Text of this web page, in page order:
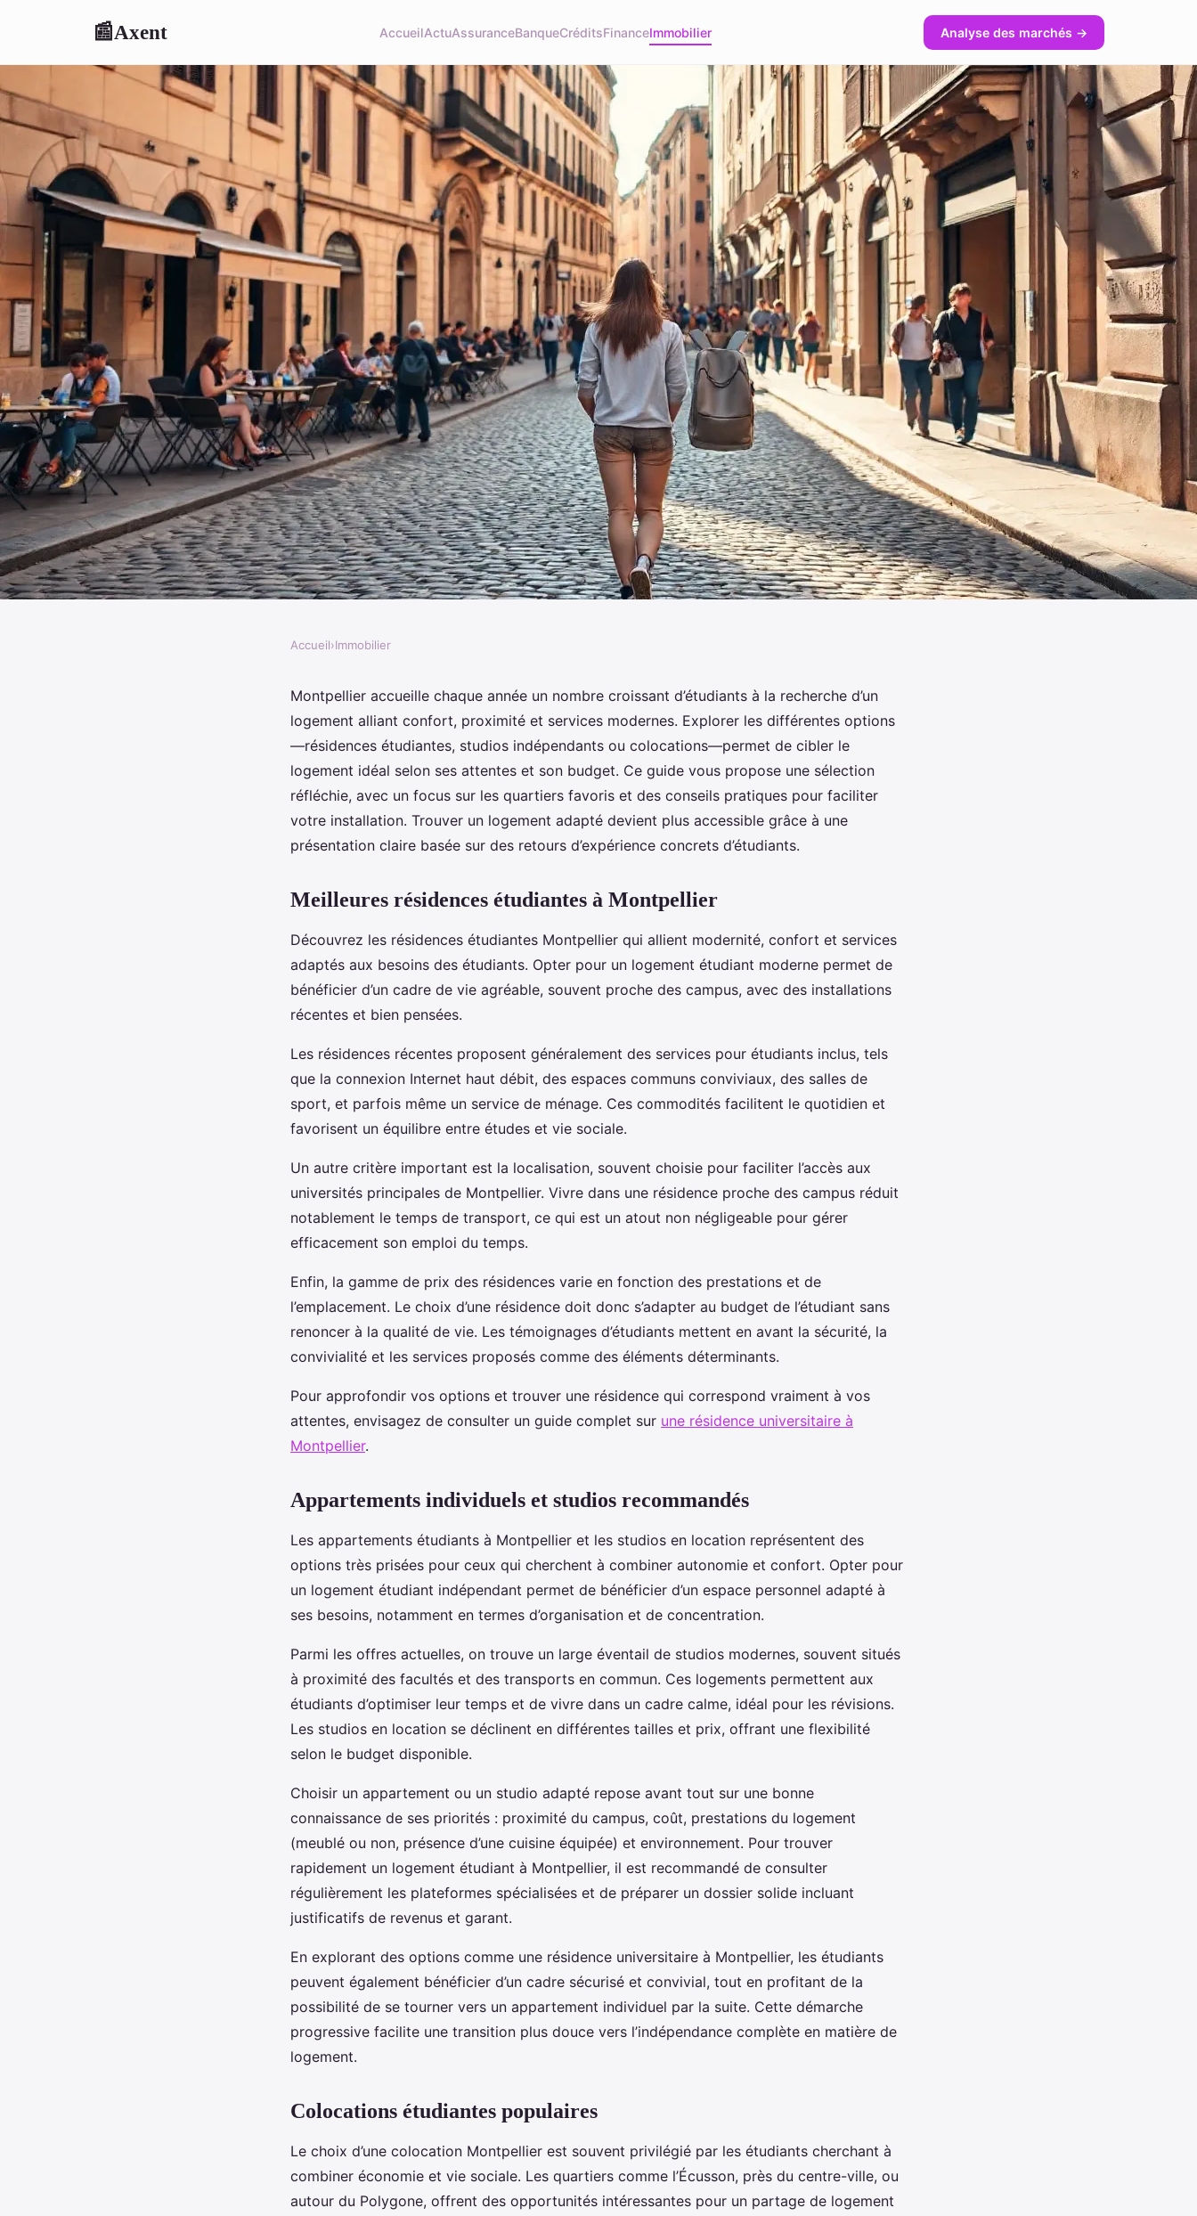
📰Axent AccueilActuAssuranceBanqueCréditsFinanceImmobilier Analyse des marchés →
Top choix de logements étudiants à
montpellier à explorer
Accueil›Immobilier
Montpellier accueille chaque année un nombre croissant d’étudiants à la recherche d’un
logement alliant confort, proximité et services modernes. Explorer les différentes options
—résidences étudiantes, studios indépendants ou colocations—permet de cibler le
logement idéal selon ses attentes et son budget. Ce guide vous propose une sélection
réfléchie, avec un focus sur les quartiers favoris et des conseils pratiques pour faciliter
votre installation. Trouver un logement adapté devient plus accessible grâce à une
présentation claire basée sur des retours d’expérience concrets d’étudiants.
Meilleures résidences étudiantes à Montpellier
Découvrez les résidences étudiantes Montpellier qui allient modernité, confort et services
adaptés aux besoins des étudiants. Opter pour un logement étudiant moderne permet de
bénéficier d’un cadre de vie agréable, souvent proche des campus, avec des installations
récentes et bien pensées.
Les résidences récentes proposent généralement des services pour étudiants inclus, tels
que la connexion Internet haut débit, des espaces communs conviviaux, des salles de
sport, et parfois même un service de ménage. Ces commodités facilitent le quotidien et
favorisent un équilibre entre études et vie sociale.
Un autre critère important est la localisation, souvent choisie pour faciliter l’accès aux
universités principales de Montpellier. Vivre dans une résidence proche des campus réduit
notablement le temps de transport, ce qui est un atout non négligeable pour gérer
efficacement son emploi du temps.
Enfin, la gamme de prix des résidences varie en fonction des prestations et de
l’emplacement. Le choix d’une résidence doit donc s’adapter au budget de l’étudiant sans
renoncer à la qualité de vie. Les témoignages d’étudiants mettent en avant la sécurité, la
convivialité et les services proposés comme des éléments déterminants.
Pour approfondir vos options et trouver une résidence qui correspond vraiment à vos
attentes, envisagez de consulter un guide complet sur une résidence universitaire à
Montpellier.
Appartements individuels et studios recommandés
Les appartements étudiants à Montpellier et les studios en location représentent des
options très prisées pour ceux qui cherchent à combiner autonomie et confort. Opter pour
un logement étudiant indépendant permet de bénéficier d’un espace personnel adapté à
ses besoins, notamment en termes d’organisation et de concentration.
Parmi les offres actuelles, on trouve un large éventail de studios modernes, souvent situés
à proximité des facultés et des transports en commun. Ces logements permettent aux
étudiants d’optimiser leur temps et de vivre dans un cadre calme, idéal pour les révisions.
Les studios en location se déclinent en différentes tailles et prix, offrant une flexibilité
selon le budget disponible.
Choisir un appartement ou un studio adapté repose avant tout sur une bonne
connaissance de ses priorités : proximité du campus, coût, prestations du logement
(meublé ou non, présence d’une cuisine équipée) et environnement. Pour trouver
rapidement un logement étudiant à Montpellier, il est recommandé de consulter
régulièrement les plateformes spécialisées et de préparer un dossier solide incluant
justificatifs de revenus et garant.
En explorant des options comme une résidence universitaire à Montpellier, les étudiants
peuvent également bénéficier d’un cadre sécurisé et convivial, tout en profitant de la
possibilité de se tourner vers un appartement individuel par la suite. Cette démarche
progressive facilite une transition plus douce vers l’indépendance complète en matière de
logement.
Colocations étudiantes populaires
Le choix d’une colocation Montpellier est souvent privilégié par les étudiants cherchant à
combiner économie et vie sociale. Les quartiers comme l’Écusson, près du centre-ville, ou
autour du Polygone, offrent des opportunités intéressantes pour un partage de logement